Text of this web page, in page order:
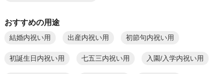
おすすめの用途
結婚内祝い用 出産内祝い用 初節句内祝い用
初誕生日内祝い用 七五三内祝い用 入園/入学内祝い用